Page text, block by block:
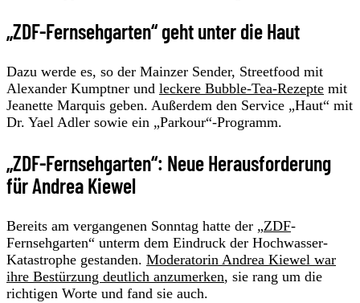
„ZDF-Fernsehgarten“ geht unter die Haut
Dazu werde es, so der Mainzer Sender, Streetfood mit
Alexander Kumptner und leckere Bubble-Tea-Rezepte mit
Jeanette Marquis geben. Außerdem den Service „Haut“ mit
Dr. Yael Adler sowie ein „Parkour“-Programm.
„ZDF-Fernsehgarten“: Neue Herausforderung
für Andrea Kiewel
Bereits am vergangenen Sonntag hatte der „ZDF-
Fernsehgarten“ unterm dem Eindruck der Hochwasser-
Katastrophe gestanden. Moderatorin Andrea Kiewel war
ihre Bestürzung deutlich anzumerken, sie rang um die
richtigen Worte und fand sie auch.